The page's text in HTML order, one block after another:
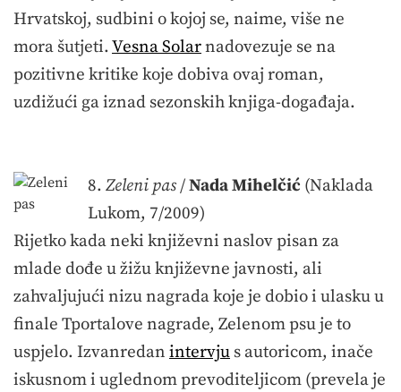
Hrvatskoj, sudbini o kojoj se, naime, više ne
mora šutjeti. Vesna Solarnadovezuje se na
pozitivne kritike koje dobiva ovaj roman,
uzdižući ga iznad sezonskih knjiga-događaja.
8. Zeleni pas/Nada Mihelčić (Naklada
Lukom, 7/2009)
Rijetko kada neki književni naslov pisan za
mlade dođe u žižu književne javnosti, ali
zahvaljujući nizu nagrada koje je dobio i ulasku u
finale Tportalove nagrade, Zelenom psu je to
uspjelo. Izvanredan intervju s autoricom, inače
iskusnom i uglednom prevoditeljicom (prevela je